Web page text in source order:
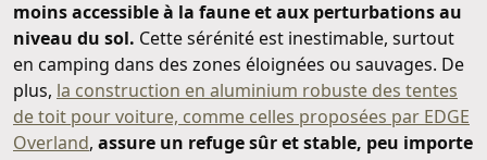
moins accessible à la faune et aux perturbations au
niveau du sol. Cette sérénité est inestimable, surtout
en camping dans des zones éloignées ou sauvages. De
plus, la construction en aluminium robuste des tentes
de toit pour voiture, comme celles proposées par EDGE
Overland, assure un refuge sûr et stable, peu importe